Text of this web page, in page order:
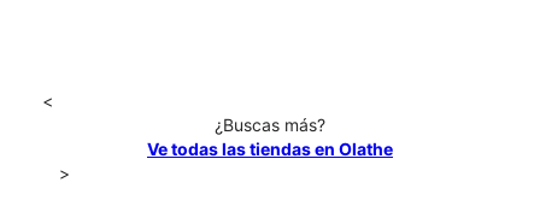
<
¿Buscas más?
Ve todas las tiendas en Olathe
>